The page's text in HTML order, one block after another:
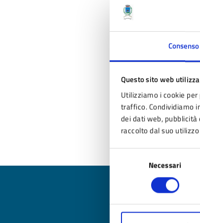
Consenso
Questo sito web
Utilizziamo i cookie
traffico. Condividiamo
dei dati web,
raccolto dal suo
del
Necessari